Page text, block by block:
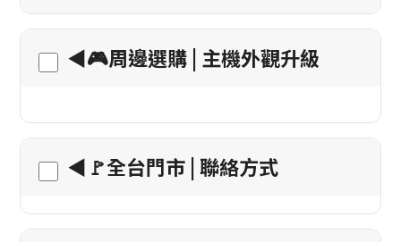
◀️🎮周邊選購 | 主機外觀升級
◀️🚩全台門市 | 聯絡方式